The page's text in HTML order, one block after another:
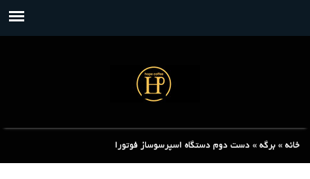
خانه » برگه » دست دوم دستگاه اسپرسوساز فوتورا